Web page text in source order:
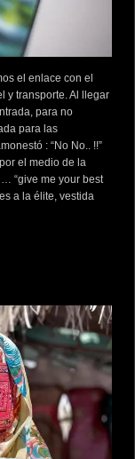
el enlace con el
y transporte. Al llegar
para no
para las
: “No No.. !!”
el medio de la
“give me your best
a la élite, vestida